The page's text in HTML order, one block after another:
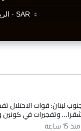
لبنان: قوات الاحتلال
وتفجيرات في كونين
منذ 15 ساعة